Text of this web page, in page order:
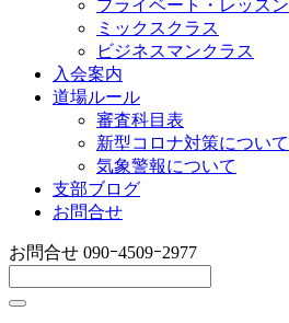
プライベート・レッスン
ミックスクラス
ビジネスマンクラス
入会案内
道場ルール
審査科目表
新型コロナ対策について
気象警報について
支部ブログ
お問合せ
お問合せ 090ｰ4509ｰ2977